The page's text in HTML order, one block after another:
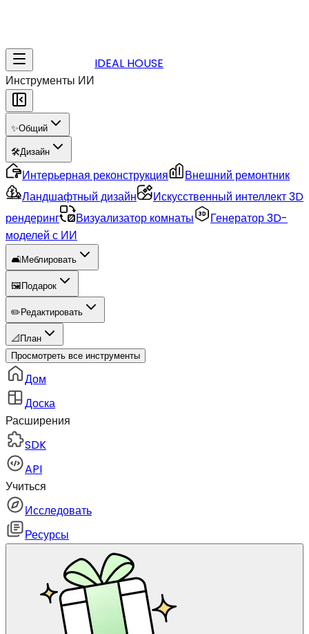
IDEAL HOUSE
Инструменты ИИ
✨Общий
🛠️Дизайн
Интерьерная реконструкция
Внешний ремонтник
Ландшафтный дизайн
Искусственный интеллект 3D
рендеринг
Визуализатор комнаты
Генератор 3D-
моделей с ИИ
🛋️Меблировать
🖼️ Подарок
✏️ Редактировать
📐 План
Просмотреть все инструменты
Дом
Доска
Расширения
SDK
API
Учиться
Исследовать
Ресурсы